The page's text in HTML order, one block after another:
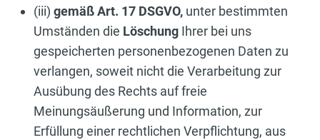
(iii) gemäß Art. 17 DSGVO, unter bestimmten
Umständen die Löschung Ihrer bei uns
gespeicherten personenbezogenen Daten zu
verlangen, soweit nicht die Verarbeitung zur
Ausübung des Rechts auf freie
Meinungsäußerung und Information, zur
Erfüllung einer rechtlichen Verpflichtung, aus